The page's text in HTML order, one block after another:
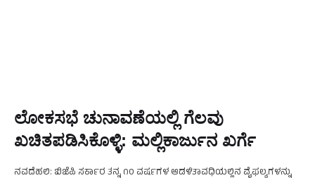
ಲೋಕಸಭೆ ಚುನಾವಣೆಯಲ್ಲಿ ಗೆಲವು
ಖಚಿತಪಡಿಸಿಕೊಳ್ಳಿ: ಮಲ್ಲಿಕಾರ್ಜುನ ಖರ್ಗೆ
ನವದೆಹಲಿ: ಬಿಜೆಪಿ ಸರ್ಕಾರ ತನ್ನ ೧೦ ವರ್ಷಗಳ ಆಡಳಿತಾವಧಿಯಲ್ಲಿನ ವೈಫಲ್ಯಗಳನ್ನು